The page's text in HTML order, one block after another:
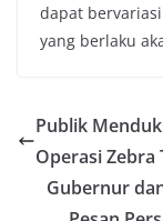
dapat
yang berlaku
Publik
Operasi Zebra
Gubernur